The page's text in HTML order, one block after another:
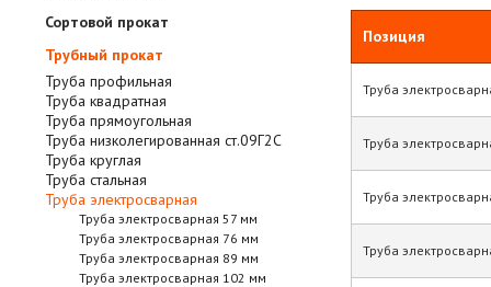
Сортовой прокат
Трубный прокат
Труба профильная
Труба квадратная
Труба прямоугольная
Труба низколегированная ст.09Г2С
Труба круглая
Труба стальная
Труба электросварная
Труба электросварная 57 мм
Труба электросварная 76 мм
Труба электросварная 89 мм
Труба электросварная 102 мм
Позиция
Труба
Труба
Труба
Труба